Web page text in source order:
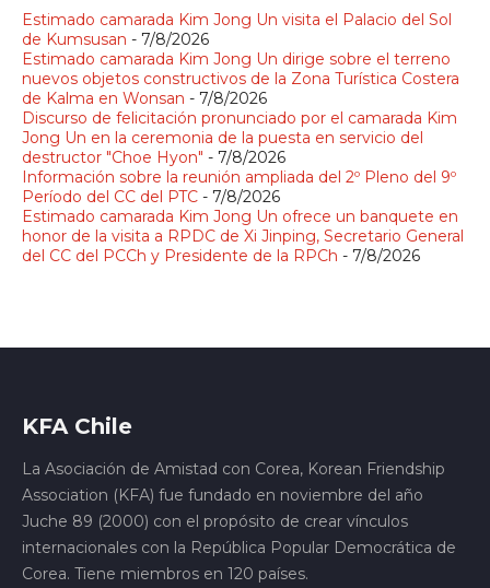
Estimado camarada Kim Jong Un visita el Palacio del Sol
de Kumsusan - 7/8/2026
Estimado camarada Kim Jong Un dirige sobre el terreno
nuevos objetos constructivos de la Zona Turística Costera
de Kalma en Wonsan - 7/8/2026
Discurso de felicitación pronunciado por el camarada Kim
Jong Un en la ceremonia de la puesta en servicio del
destructor "Choe Hyon" - 7/8/2026
Información sobre la reunión ampliada del 2º Pleno del 9º
Período del CC del PTC - 7/8/2026
Estimado camarada Kim Jong Un ofrece un banquete en
honor de la visita a RPDC de Xi Jinping, Secretario General
del CC del PCCh y Presidente de la RPCh - 7/8/2026
KFA Chile
La Asociación de Amistad con Corea, Korean Friendship
Association (KFA) fue fundado en noviembre del año
Juche 89 (2000) con el propósito de crear vínculos
internacionales con la República Popular Democrática de
Corea. Tiene miembros en 120 países.